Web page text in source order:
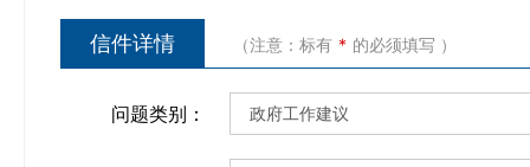
信件详情 （注意：标有 * 的必须填写 ）
问题类别：